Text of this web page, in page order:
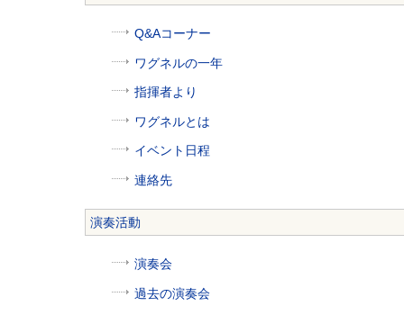
Q&Aコーナー
ワグネルの一年
指揮者より
ワグネルとは
イベント日程
連絡先
演奏活動
演奏会
過去の演奏会